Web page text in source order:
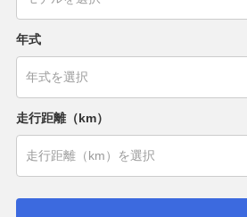
年式
走行距離（km）